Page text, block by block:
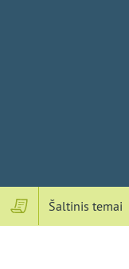
Šaltinis temai